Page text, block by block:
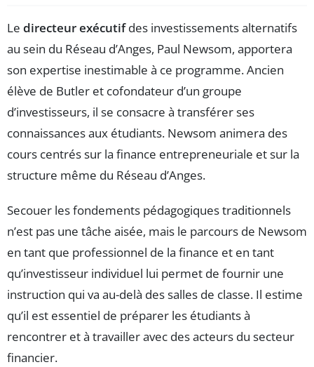
Le directeur exécutifdes investissements alternatifs
au sein du Réseau d’Anges, Paul Newsom, apportera
son expertise inestimable à ce programme. Ancien
élève de Butler et cofondateur d’un groupe
d’investisseurs, il se consacre à transférer ses
connaissances aux étudiants. Newsom animera des
cours centrés sur la finance entrepreneuriale et sur la
structure même du Réseau d’Anges.
Secouer les fondements pédagogiques traditionnels
n’est pas une tâche aisée, mais le parcours de Newsom
en tant que professionnel de la finance et en tant
qu’investisseur individuel lui permet de fournir une
instruction qui va au-delà des salles de classe. Il estime
qu’il est essentiel de préparer les étudiants à
rencontrer et à travailler avec des acteurs du secteur
financier.